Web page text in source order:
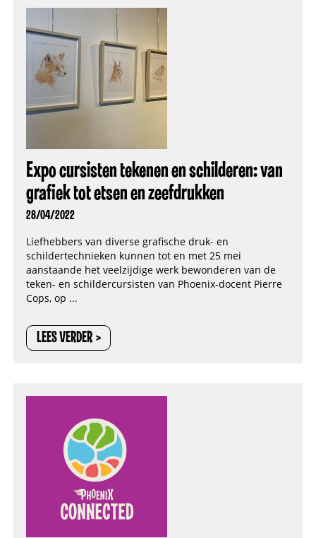
Expo cursisten tekenen en schilderen: van
grafiek tot etsen en zeefdrukken
28/04/2022
Liefhebbers van diverse grafische druk- en
schildertechnieken kunnen tot en met 25 mei
aanstaande het veelzijdige werk bewonderen van de
teken- en schildercursisten van Phoenix-docent Pierre
Cops, op ...
LEES VERDER